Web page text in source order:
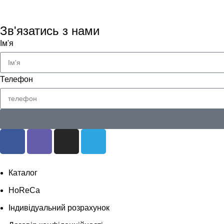
Зв'язатись з нами
Ім'я
Телефон
Каталог
HoReCa
Індивідуальний розрахунок